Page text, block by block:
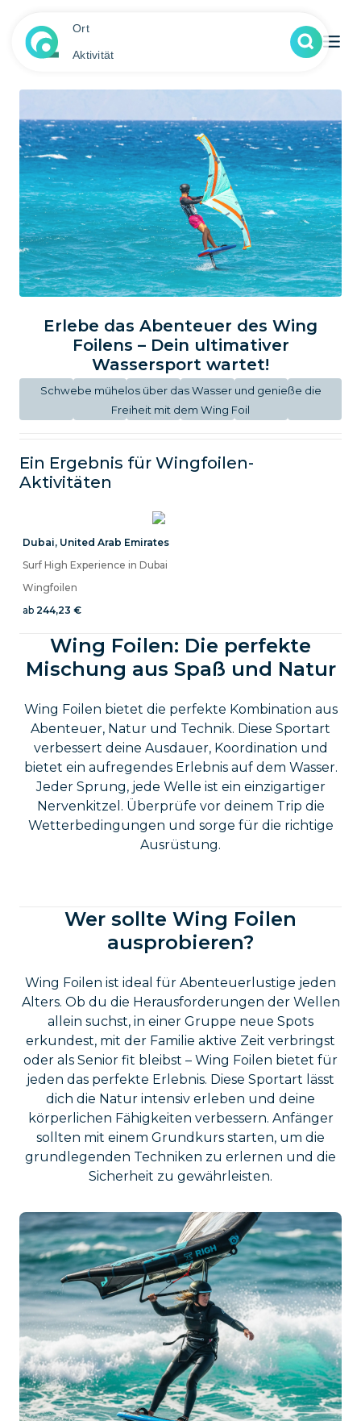
Ort
Aktivität
Erlebe das Abenteuer des Wing
Foilens – Dein ultimativer
Wassersport wartet!
Schwebe mühelos über das Wasser und genieße die
Freiheit mit dem Wing Foil
Ein Ergebnis für Wingfoilen-
Aktivitäten
Dubai, United Arab Emirates
Surf High Experience in Dubai
Wingfoilen
ab 244,23 €
Wing Foilen: Die perfekte
Mischung aus Spaß und Natur
Wing Foilen bietet die perfekte Kombination aus
Abenteuer, Natur und Technik. Diese Sportart
verbessert deine Ausdauer, Koordination und
bietet ein aufregendes Erlebnis auf dem Wasser.
Jeder Sprung, jede Welle ist ein einzigartiger
Nervenkitzel. Überprüfe vor deinem Trip die
Wetterbedingungen und sorge für die richtige
Ausrüstung.
Wer sollte Wing Foilen
ausprobieren?
Wing Foilen ist ideal für Abenteuerlustige jeden
Alters. Ob du die Herausforderungen der Wellen
allein suchst, in einer Gruppe neue Spots
erkundest, mit der Familie aktive Zeit verbringst
oder als Senior fit bleibst – Wing Foilen bietet für
jeden das perfekte Erlebnis. Diese Sportart lässt
dich die Natur intensiv erleben und deine
körperlichen Fähigkeiten verbessern. Anfänger
sollten mit einem Grundkurs starten, um die
grundlegenden Techniken zu erlernen und die
Sicherheit zu gewährleisten.